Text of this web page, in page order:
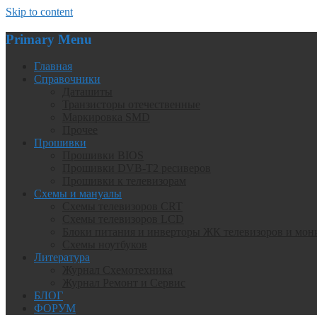
Skip to content
Primary Menu
Главная
Справочники
Прошивки
Схемы и мануалы
Литература
БЛОГ
ФОРУМ